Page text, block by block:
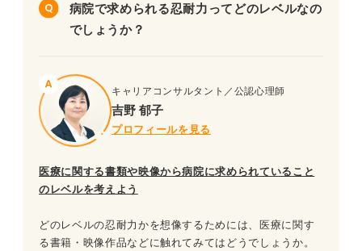
病院で求められる忍耐力ってどのレベルなの
でしょうか？
キャリアコンサルタント／公認心理師
吉野 郁子
プロフィールを見る
医療に関する書類や映像から病院に求められていること
のレベルを考えよう
どのレベルの忍耐力かを想像するためには、医療に関す
る書籍・映像作品などに触れてみてはどうでしょうか。